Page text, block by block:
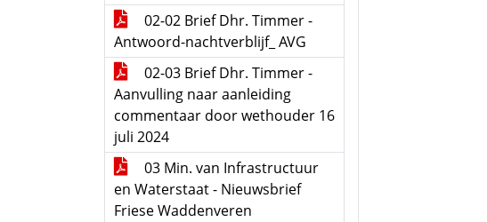
02-02 Brief Dhr. Timmer -
Antwoord-nachtverblijf_ AVG
02-03 Brief Dhr. Timmer -
Aanvulling naar aanleiding
commentaar door wethouder 16
juli 2024
03 Min. van Infrastructuur
en Waterstaat - Nieuwsbrief
Friese Waddenveren